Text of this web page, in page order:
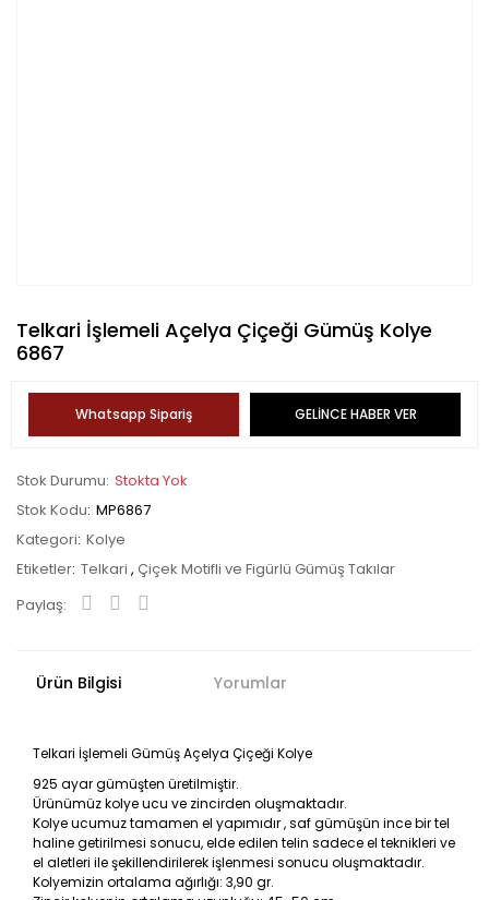
Telkari İşlemeli Açelya Çiçeği Gümüş Kolye
6867
Whatsapp Sipariş GELİNCE HABER VER
Stok Durumu Stokta Yok
Stok Kodu MP6867
Kategori Kolye
Etiketler Telkari , Çiçek Motifli ve Figürlü Gümüş Takılar
Paylaş:
Ürün Bilgisi Yorumlar
Telkari İşlemeli Gümüş Açelya Çiçeği Kolye
925 ayar gümüşten üretilmiştir.
Ürünümüz kolye ucu ve zincirden oluşmaktadır.
Kolye ucumuz tamamen el yapımıdır , saf gümüşün ince bir tel
haline getirilmesi sonucu, elde edilen telin sadece el teknikleri ve
el aletleri ile şekillendirilerek işlenmesi sonucu oluşmaktadır.
Kolyemizin ortalama ağırlığı: 3,90 gr.